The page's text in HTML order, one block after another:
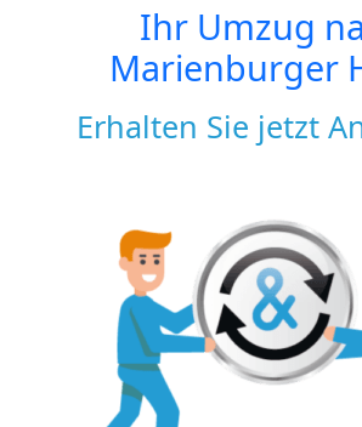
Ihr Umzug
Marienburger
Erhalten Sie jetzt